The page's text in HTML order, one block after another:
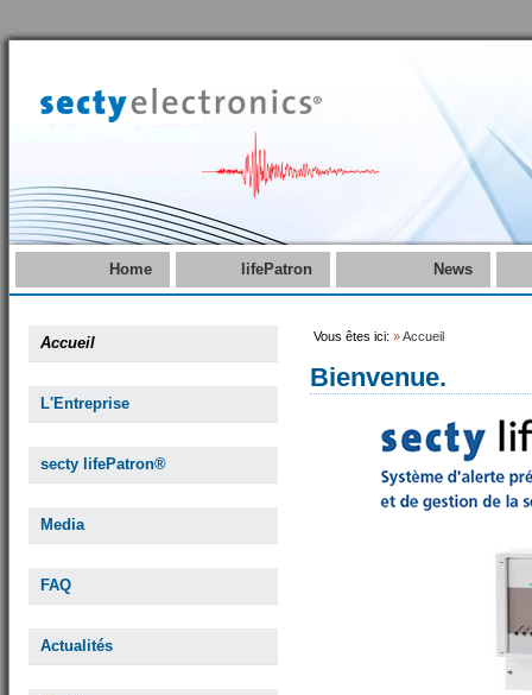
Home lifePatron News
Accueil
L'Entreprise
secty lifePatron®
Media
FAQ
Actualités
Vous êtes ici: »Accueil
Bienvenue.